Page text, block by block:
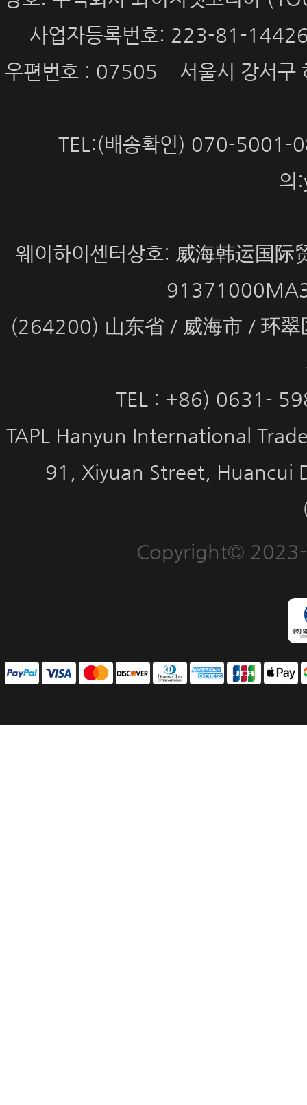
사업자등록번호: 223-81-
우편번호 : 07505 서울시 강서구
TEL:(배송확인) 070-
의
웨이하이센터상호: 威海韩运国
(264200) 山东省 / 威海市 / 环
TEL : +86) 0631-
TAPL Hanyun International
91, Xiyuan Street, Huancui
Copyright©